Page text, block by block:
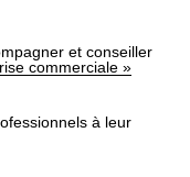
et conseiller
commerciale »
à leur